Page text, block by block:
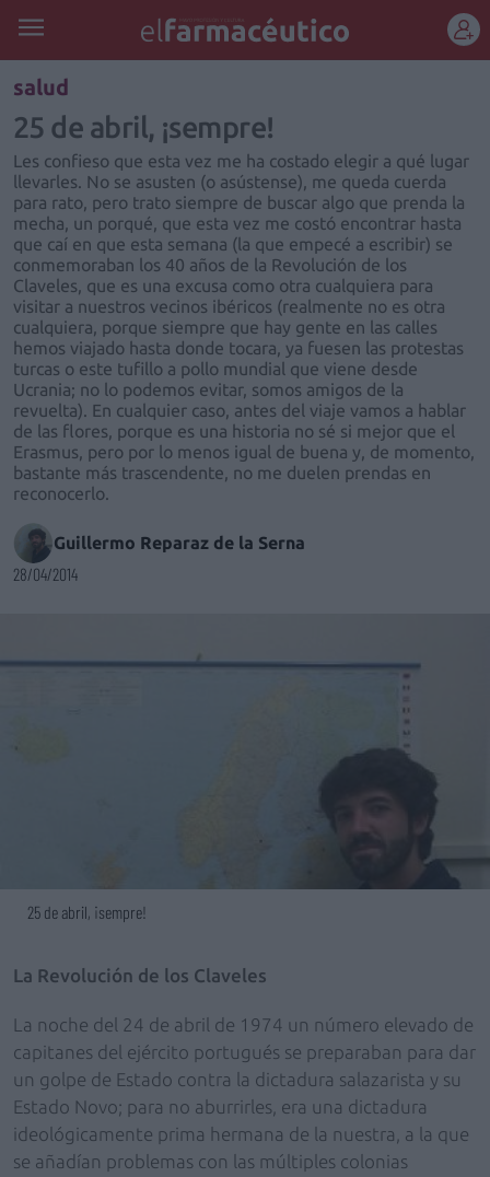
salud
25 de abril, ¡sempre!
Les confieso que esta vez me ha costado elegir a qué lugar
llevarles. No se asusten (o asústense), me queda cuerda
para rato, pero trato siempre de buscar algo que prenda la
mecha, un porqué, que esta vez me costó encontrar hasta
que caí en que esta semana (la que empecé a escribir) se
conmemoraban los 40 años de la Revolución de los
Claveles, que es una excusa como otra cualquiera para
visitar a nuestros vecinos ibéricos (realmente no es otra
cualquiera, porque siempre que hay gente en las calles
hemos viajado hasta donde tocara, ya fuesen las protestas
turcas o este tufillo a pollo mundial que viene desde
Ucrania; no lo podemos evitar, somos amigos de la
revuelta). En cualquier caso, antes del viaje vamos a hablar
de las flores, porque es una historia no sé si mejor que el
Erasmus, pero por lo menos igual de buena y, de momento,
bastante más trascendente, no me duelen prendas en
reconocerlo.
Guillermo Reparaz de la Serna
28/04/2014
25 de abril, ¡sempre!
La Revolución de los Claveles
La noche del 24 de abril de 1974 un número elevado de
capitanes del ejército portugués se preparaban para dar
un golpe de Estado contra la dictadura salazarista y su
Estado Novo; para no aburrirles, era una dictadura
ideológicamente prima hermana de la nuestra, a la que
se añadían problemas con las múltiples colonias